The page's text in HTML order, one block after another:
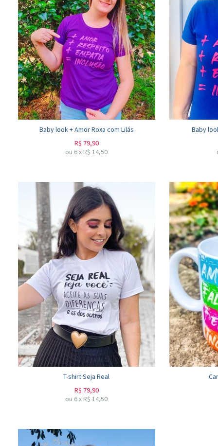
Baby look + Amor Roxa com Lilás
R$ 79,90
ou 6x R$14,50
Baby
T-shirt Seja Real
R$ 79,90
ou 6x R$14,50